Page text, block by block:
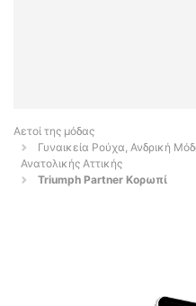
Αετοί της μόδας
Γυναικεία Ρούχα, Ανδρική
Ανατολικής Αττικής
Triumph Partner Κορωπί